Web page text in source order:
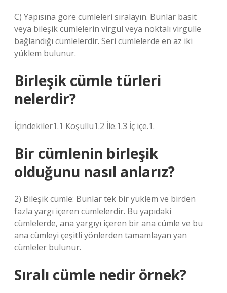
C) Yapısına göre cümleleri sıralayın. Bunlar basit
veya bileşik cümlelerin virgül veya noktalı virgülle
bağlandığı cümlelerdir. Seri cümlelerde en az iki
yüklem bulunur.
Birleşik cümle türleri
nelerdir?
İçindekiler1.1 Koşullu1.2 İle.1.3 İç içe.1.
Bir cümlenin birleşik
olduğunu nasıl anlarız?
2) Bileşik cümle: Bunlar tek bir yüklem ve birden
fazla yargı içeren cümlelerdir. Bu yapıdaki
cümlelerde, ana yargıyı içeren bir ana cümle ve bu
ana cümleyi çeşitli yönlerden tamamlayan yan
cümleler bulunur.
Sıralı cümle nedir örnek?